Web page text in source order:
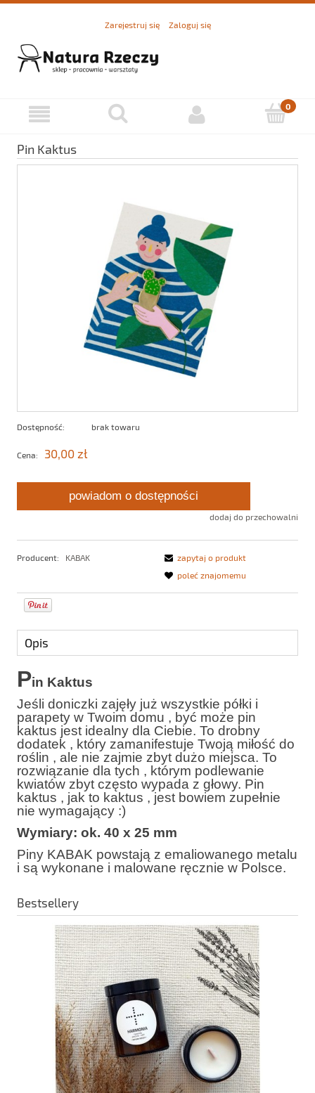
Zarejestruj się Zaloguj się
Pin Kaktus
Dostępność: brak towaru
Cena: 30,00 zł
powiadom o dostępności
dodaj do przechowalni
Producent: KABAK
zapytaj o produkt
poleć znajomemu
Opis
Pin Kaktus
Jeśli doniczki zajęły już wszystkie półki i
parapety w Twoim domu , być może pin
kaktus jest idealny dla Ciebie. To drobny
dodatek , który zamanifestuje Twoją miłość do
roślin , ale nie zajmie zbyt dużo miejsca. To
rozwiązanie dla tych , którym podlewanie
kwiatów zbyt często wypada z głowy. Pin
kaktus , jak to kaktus , jest bowiem zupełnie
nie wymagający :)
Wymiary: ok. 40 x 25 mm
Piny KABAK powstają z emaliowanego metalu
i są wykonane i malowane ręcznie w Polsce.
Bestsellery